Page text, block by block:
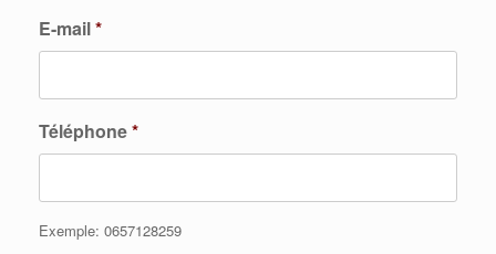
E-mail*
Téléphone*
Exemple: 0657128259